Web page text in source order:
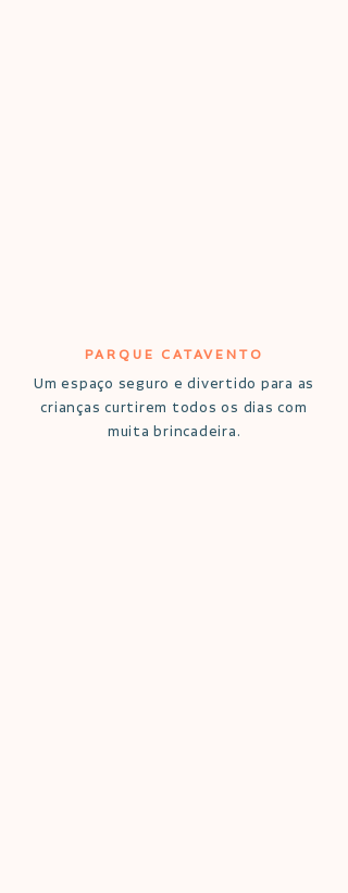
PARQUE CATAVENTO
Um espaço seguro e divertido para as
crianças curtirem todos os dias com
muita brincadeira.